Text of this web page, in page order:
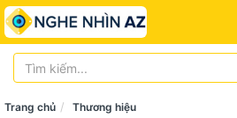
Trang chủ Thương hiệu